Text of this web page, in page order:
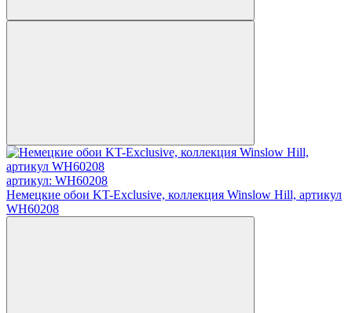
артикул: WH60208
Немецкие обои KT-Exclusive, коллекция Winslow Hill, артикул
WH60208